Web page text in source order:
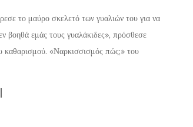
το μαύρο σκελετό των γυαλιών του για να
βοηθά εμάς τους γυαλάκιδες», πρόσθεσε
καθαρισμού. «Ναρκισσισμός πώς;» του